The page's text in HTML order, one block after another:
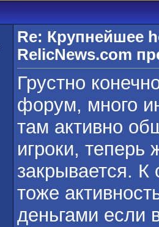
Re: Крупнейшее
RelicNews.com
Грустно
форум, много
там активно
игроки,
закрывается.
тоже
деньгами если